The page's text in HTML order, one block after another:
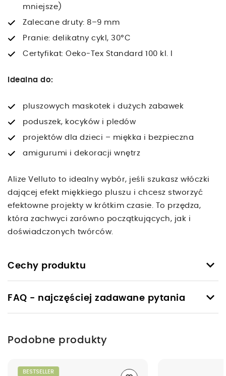
mniejsze)
Zalecane druty: 8–9 mm
Pranie: delikatny cykl, 30°C
Certyfikat: Oeko-Tex Standard 100 kl. I
Idealna do:
pluszowych maskotek i dużych zabawek
poduszek, kocyków i pledów
projektów dla dzieci – miękka i bezpieczna
amigurumi i dekoracji wnętrz
Alize Velluto to idealny wybór, jeśli szukasz włóczki
dającej efekt miękkiego pluszu i chcesz stworzyć
efektowne projekty w krótkim czasie. To przędza,
która zachwyci zarówno początkujących, jak i
doświadczonych twórców.
keyboard_arrow_down
Cechy produktu
keyboard_arrow_down
FAQ - najczęściej zadawane pytania
Podobne produkty
BESTSELLER